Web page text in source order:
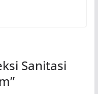
Sanitasi
”